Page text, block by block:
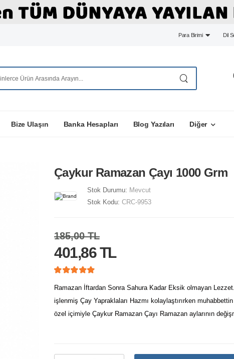
Para Birimi Dil
Bize Ulaşın Banka Hesapları Blog Yazıları Diğer
Çaykur Ramazan Çayı 1000 Grm
Stok Durumu: Mevcut
Stok Kodu: CRC-9953
185,00 TL
401,86 TL
Ramazan İftardan Sonra Sahura Kadar Eksik olmayan
işlenmiş Çay Yapraklaları Hazmı kolaylaştırırken muhabbettin
özel içimiyle Çaykur Ramazan Çayı Ramazan aylarının